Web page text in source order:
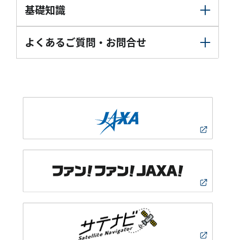
基礎知識
よくあるご質問・お問合せ